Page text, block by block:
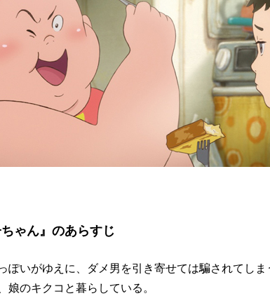
ちゃん』のあらすじ
ぽいがゆえに、ダメ男を引き寄せては騙されてし
娘のキクコと暮らしている。